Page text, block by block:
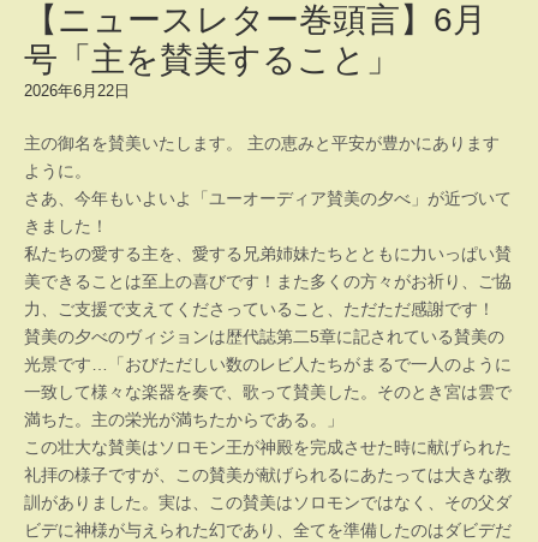
【ニュースレター巻頭言】6月
号「主を賛美すること」
2026年6月22日
主の御名を賛美いたします。 主の恵みと平安が豊かにあります
ように。
さあ、今年もいよいよ「ユーオーディア賛美の夕べ」が近づいて
きました！
私たちの愛する主を、愛する兄弟姉妹たちとともに力いっぱい賛
美できることは至上の喜びです！また多くの方々がお祈り、ご協
力、ご支援で支えてくださっていること、ただただ感謝です！
賛美の夕べのヴィジョンは歴代誌第二5章に記されている賛美の
光景です…「おびただしい数のレビ人たちがまるで一人のように
一致して様々な楽器を奏で、歌って賛美した。そのとき宮は雲で
満ちた。主の栄光が満ちたからである。」
この壮大な賛美はソロモン王が神殿を完成させた時に献げられた
礼拝の様子ですが、この賛美が献げられるにあたっては大きな教
訓がありました。実は、この賛美はソロモンではなく、その父ダ
ビデに神様が与えられた幻であり、全てを準備したのはダビデだ